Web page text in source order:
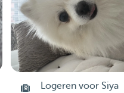
Logeren voor Siya